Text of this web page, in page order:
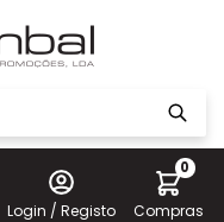
Login / Registo
0
Compras